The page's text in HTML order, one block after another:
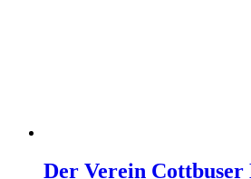
Der Verein Cottbuser